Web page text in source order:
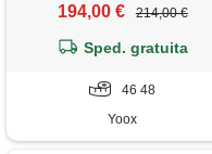
194,00 € 214,00 €
Sped. gratuita
46 48
Yoox